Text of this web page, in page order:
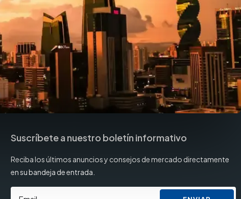
Suscríbete a nuestro boletín informativo
Reciba los últimos anuncios y consejos de mercado directamente
en su bandeja de entrada.